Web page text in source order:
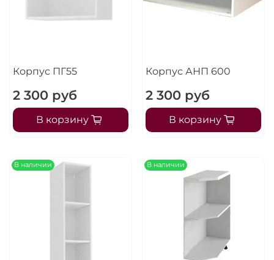
Корпус ПГ55
2 300 руб
В корзину
Корпус АНП 600
2 300 руб
В корзину
В наличии В наличии